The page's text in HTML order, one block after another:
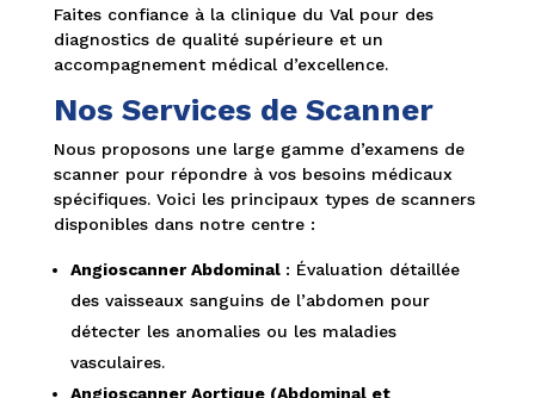
Faites confiance à la clinique du Val pour des
diagnostics de qualité supérieure et un
accompagnement médical d’excellence.
Nos Services de Scanner
Nous proposons une large gamme d’examens de
scanner pour répondre à vos besoins médicaux
spécifiques. Voici les principaux types de scanners
disponibles dans notre centre :
Angioscanner Abdominal : Évaluation détaillée
des vaisseaux sanguins de l’abdomen pour
détecter les anomalies ou les maladies
vasculaires.
Angioscanner Aortique (Abdominal et